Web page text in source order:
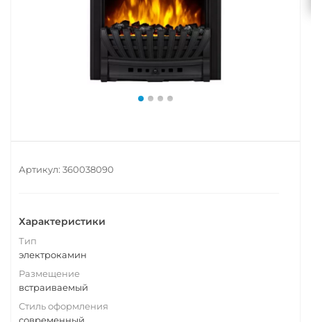
Артикул: 360038090
Характеристики
Тип
электрокамин
Размещение
встраиваемый
Стиль оформления